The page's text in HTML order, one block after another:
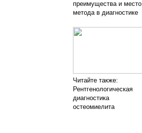
преимущества и место
метода в диагностике
Читайте также:
Рентгенологическая
диагностика
остеомиелита